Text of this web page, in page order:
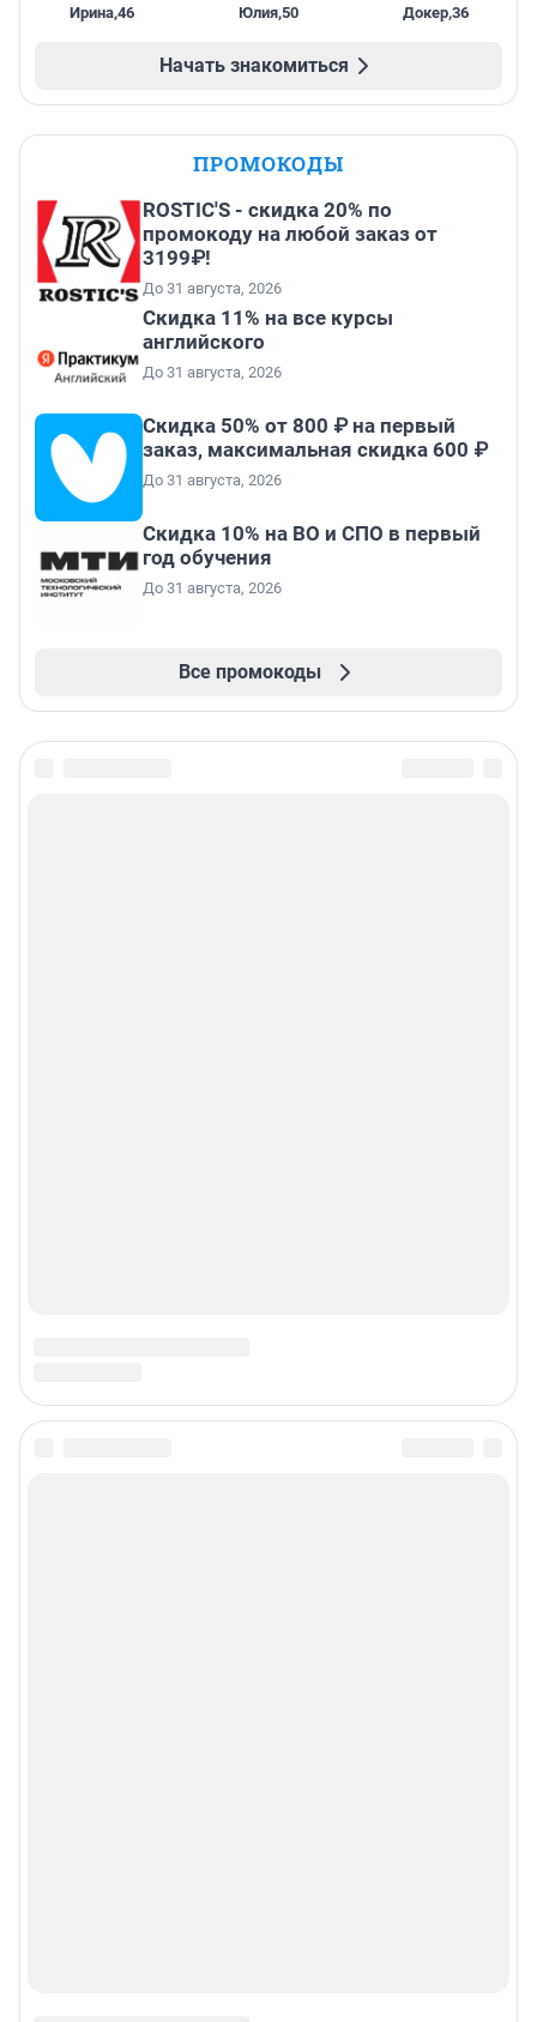
Ирина,46 Юлия,50 Докер,36
Начать знакомиться
ПРОМОКОДЫ
ROSTIC'S - скидка 20% по
промокоду на любой заказ от
3199₽!
До 31 августа, 2026
Скидка 11% на все курсы
английского
До 31 августа, 2026
Скидка 50% от 800 ₽ на первый
заказ, максимальная скидка 600 ₽
До 31 августа, 2026
Скидка 10% на ВО и СПО в первый
год обучения
До 31 августа, 2026
Все промокоды